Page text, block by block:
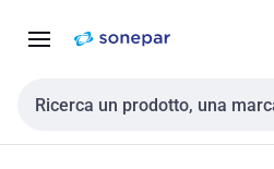
navigazione alla
Cerca input